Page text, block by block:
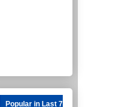
Popular in Last 7